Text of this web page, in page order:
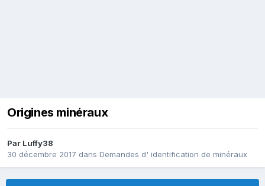
Origines minéraux
Par Luffy38
30 décembre 2017 dans Demandes d' identification de minéraux